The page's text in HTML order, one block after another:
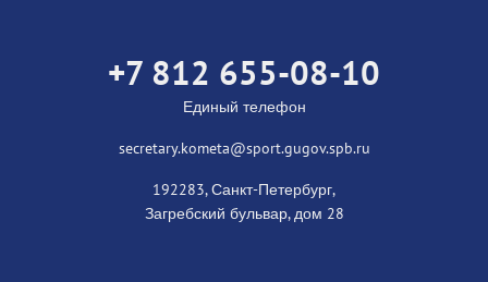
+7 812 655-08-10
Единый телефон
secretary.kometa@sport.gugov.spb.ru
192283, Санкт-Петербург,
Загребский бульвар, дом 28